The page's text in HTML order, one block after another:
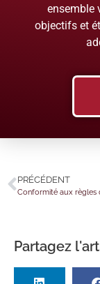
ensemble
objectifs et
PRÉCÉDENT
Partagez